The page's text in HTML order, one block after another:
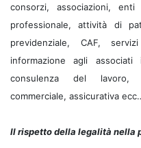
consorzi, associazioni,
professionale, attività di
previdenziale, CAF,
informazione agli associati
consulenza del lavoro,
commerciale, assicurativa
Il rispetto della legalità nella